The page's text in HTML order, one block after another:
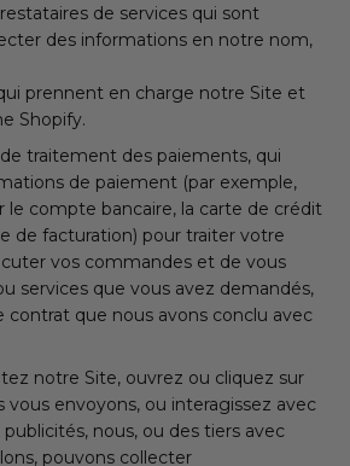
de services qui sont
des informations en notre nom,
prennent en charge notre Site et
Shopify.
traitement des paiements, qui
de paiement (par exemple,
le compte bancaire, la carte de crédit
de facturation) pour traiter votre
vos commandes et de vous
services que vous avez demandés,
contrat que nous avons conclu avec
notre Site, ouvrez ou cliquez sur
vous envoyons, ou interagissez avec
nous, ou des tiers avec
pouvons collecter